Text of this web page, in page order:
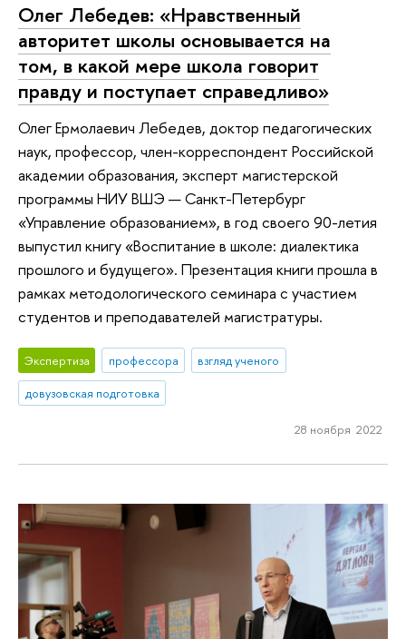
Олег Лебедев: «Нравственный
авторитет школы основывается на
том, в какой мере школа говорит
правду и поступает справедливо»
Олег Ермолаевич Лебедев, доктор педагогических
наук, профессор, член-корреспондент Российской
академии образования, эксперт магистерской
программы НИУ ВШЭ — Санкт-Петербург
«Управление образованием», в год своего 90-летия
выпустил книгу «Воспитание в школе: диалектика
прошлого и будущего». Презентация книги прошла в
рамках методологического семинара с участием
студентов и преподавателей магистратуры.
Экспертиза профессора
взгляд ученого
довузовская подготовка
28 ноября 2022